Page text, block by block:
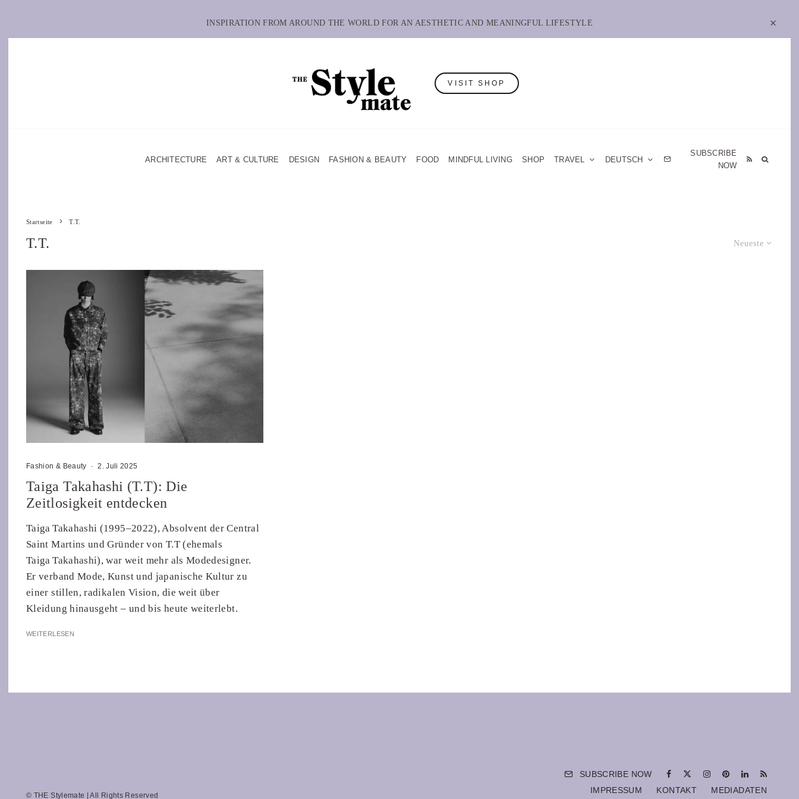
INSPIRATION FROM AROUND THE WORLD FOR AN AESTHETIC AND MEANINGFUL LIFESTYLE
VISIT SHOP
ARCHITECTURE ART & CULTURE DESIGN FASHION & BEAUTY FOOD MINDFUL LIVING SHOP TRAVEL DEUTSCH
SUBSCRIBE
NOW
Startseite T.T.
Neueste
T.T.
Fashion & Beauty · 2. Juli 2025
Taiga Takahashi (T.T): Die
Zeitlosigkeit entdecken
Taiga Takahashi (1995–2022), Absolvent der Central
Saint Martins und Gründer von T.T (ehemals
Taiga Takahashi), war weit mehr als Modedesigner.
Er verband Mode, Kunst und japanische Kultur zu
einer stillen, radikalen Vision, die weit über
Kleidung hinausgeht – und bis heute weiterlebt.
WEITERLESEN
© THE Stylemate | All Rights Reserved
SUBSCRIBE NOW
IMPRESSUM
KONTAKT MEDIADATEN